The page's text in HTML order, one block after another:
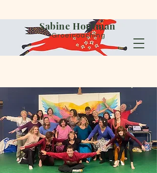
Sabine Houtman
Groeicoaching